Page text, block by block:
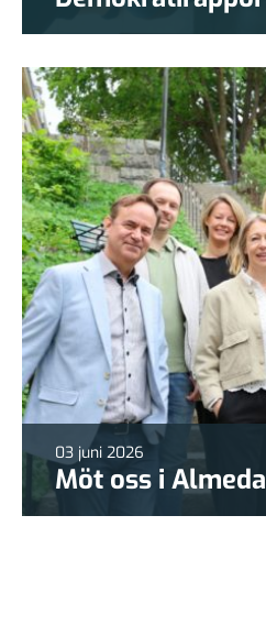
03 juni 2026
Möt oss i